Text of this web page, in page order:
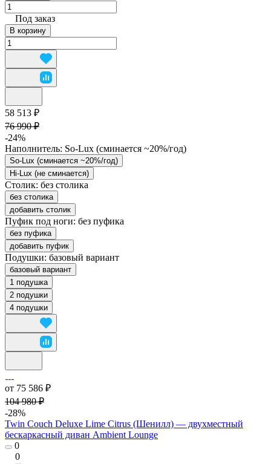
Под заказ
В корзину
58 513 ₽
76 990 ₽
-24%
Наполнитель: So-Lux (cминается ~20%/год)
So-Lux (cминается ~20%/год)
Hi-Lux (не сминается)
Столик: без столика
без столика
добавить столик
Пуфик под ноги: без пуфика
без пуфика
добавить пуфик
Подушки: базовый вариант
базовый вариант
1 подушка
2 подушки
4 подушки
от 75 586 ₽
104 980 ₽
-28%
Twin Couch Deluxe Lime Citrus (Шенилл) — двухместный
бескаркасный диван Ambient Lounge
0
0